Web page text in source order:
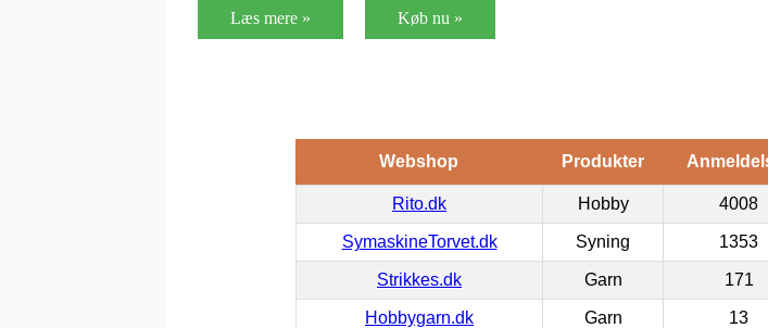
Læs mere » Køb nu »
Webshop Produkter
Rito.dk Hobby 4008
SymaskineTorvet.dk Syning 1353
Strikkes.dk Garn 171
Hobbygarn.dk Garn 13